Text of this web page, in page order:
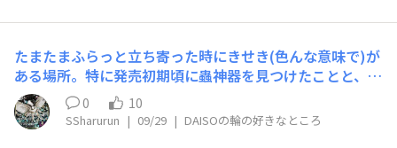
たまたまふらっと立ち寄った時にきせき(色んな意味で)が
ある場所。特に発売初期頃に蟲神器を見つけたことと、幼
い頃に少し遠いダイソーに連れて行ってもらって、いろん
な商品に巡り会えたのは自分の中の誇りです。
0 10
SSharurun | 09/29 | DAISOの輪の好きなところ